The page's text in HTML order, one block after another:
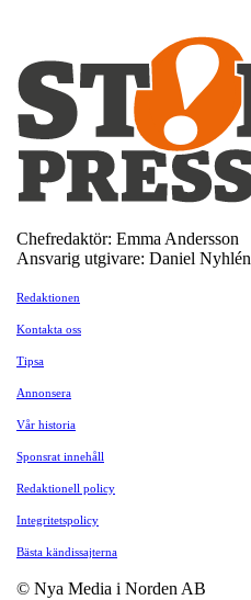
Chefredaktör: Emma Andersson
Ansvarig utgivare: Daniel Nyhlén
Redaktionen
Kontakta oss
Tipsa
Annonsera
Vår historia
Sponsrat innehåll
Redaktionell policy
Integritetspolicy
Bästa kändissajterna
© Nya Media i Norden AB